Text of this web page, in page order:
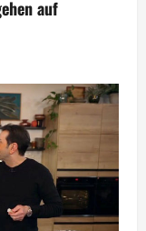
auf